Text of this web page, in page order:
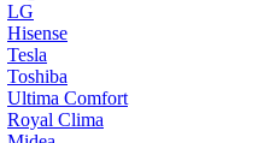
LG
Hisense
Tesla
Toshiba
Ultima Comfort
Royal Clima